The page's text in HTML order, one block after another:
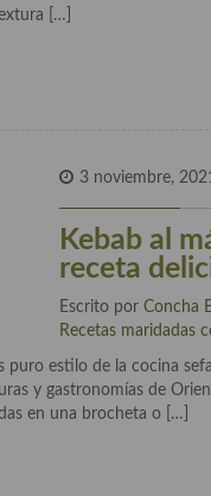
[…]
3 noviembre,
Kebab al
receta
Escrito porConcha
Recetas maridadas
puro estilo de la cocina
y gastronomías de
en una brocheta o […]